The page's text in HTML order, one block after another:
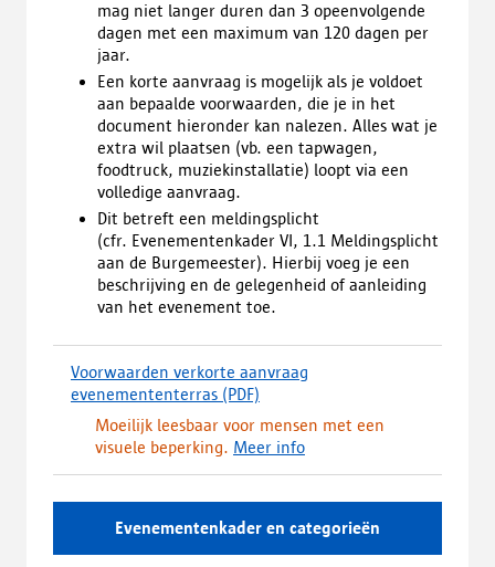
mag niet langer duren dan 3 opeenvolgende
dagen met een maximum van 120 dagen per
jaar.
Een korte aanvraag is mogelijk als je voldoet
aan bepaalde voorwaarden, die je in het
document hieronder kan nalezen. Alles wat je
extra wil plaatsen (vb. een tapwagen,
foodtruck, muziekinstallatie) loopt via een
volledige aanvraag.
Dit betreft een meldingsplicht
(cfr. Evenementenkader VI, 1.1 Meldingsplicht
aan de Burgemeester). Hierbij voeg je een
beschrijving en de gelegenheid of aanleiding
van het evenement toe.
Voorwaarden verkorte aanvraag
evenemententerras (PDF)
w
l
o
Moeilijk leesbaar voor mensen met een
visuele beperking. Meer info
Evenementenkader en categorieën